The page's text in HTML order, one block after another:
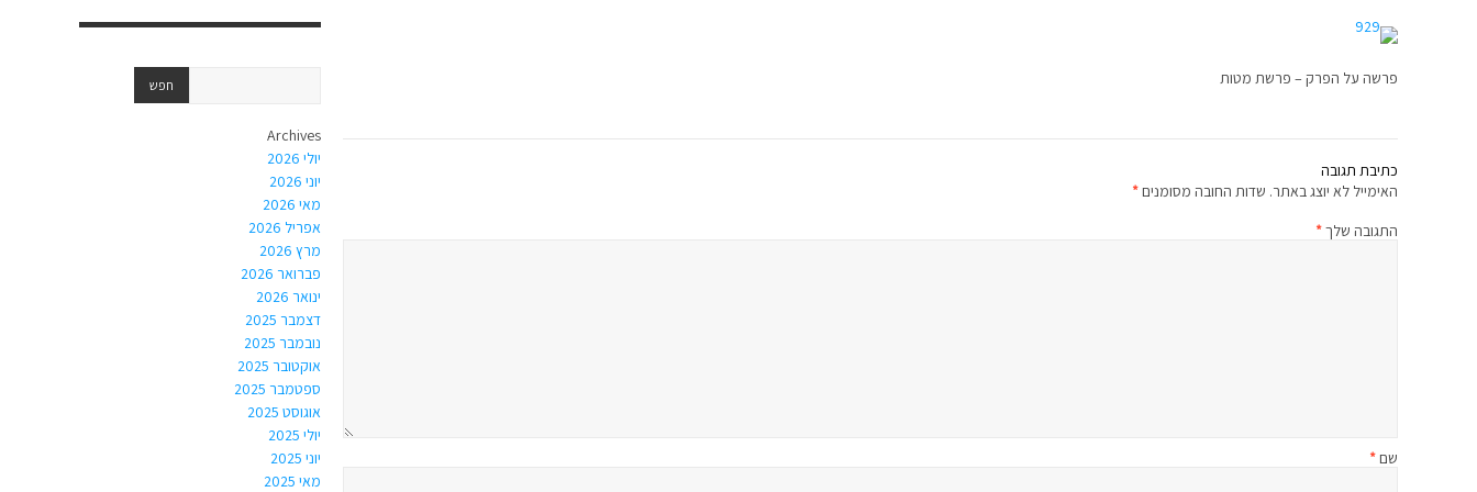
פרשה על הפרק – פרשת מטות
כתיבת תגובה
האימייל לא יוצג באתר. שדות החובה מסומנים*
התגובה שלך*
שם*
Archives
יולי 2026
יוני 2026
מאי 2026
אפריל 2026
מרץ 2026
פברואר 2026
ינואר 2026
דצמבר 2025
נובמבר 2025
אוקטובר 2025
ספטמבר 2025
אוגוסט 2025
יולי 2025
יוני 2025
מאי 2025